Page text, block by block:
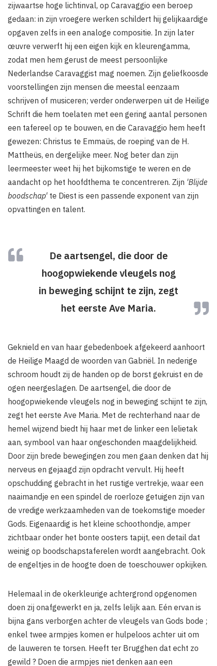
zijwaartse hoge lichtinval, op Caravaggio een beroep
gedaan: in zijn vroegere werken schildert hij gelijkaardige
opgaven zelfs in een analoge compositie. In zijn later
œuvre verwerft hij een eigen kijk en kleurengamma,
zodat men hem gerust de meest persoonlijke
Nederlandse Caravaggist mag noemen. Zijn geliefkoosde
voorstellingen zijn mensen die meestal eenzaam
schrijven of musiceren; verder onderwerpen uit de Heilige
Schrift die hem toelaten met een gering aantal personen
een tafereel op te bouwen, en die Caravaggio hem heeft
gewezen: Christus te Emmaüs, de roeping van de H.
Mattheüs, en dergelijke meer. Nog beter dan zijn
leermeester weet hij het bijkomstige te weren en de
aandacht op het hoofdthema te concentreren. Zijn 'Blijde
boodschap' te Diest is een passende exponent van zijn
opvattingen en talent.
De aartsengel, die door de
hoogopwiekende vleugels nog
in beweging schijnt te zijn, zegt
het eerste Ave Maria.
Geknield en van haar gebedenboek afgekeerd aanhoort
de Heilige Maagd de woorden van Gabriël. In nederige
schroom houdt zij de handen op de borst gekruist en de
ogen neergeslagen. De aartsengel, die door de
hoogopwiekende vleugels nog in beweging schijnt te zijn,
zegt het eerste Ave Maria. Met de rechterhand naar de
hemel wijzend biedt hij haar met de linker een lelietak
aan, symbool van haar ongeschonden maagdelijkheid.
Door zijn brede bewegingen zou men gaan denken dat hij
nerveus en gejaagd zijn opdracht vervult. Hij heeft
opschudding gebracht in het rustige vertrekje, waar een
naaimandje en een spindel de roerloze getuigen zijn van
de vredige werkzaamheden van de toekomstige moeder
Gods. Eigenaardig is het kleine schoothondje, amper
zichtbaar onder het bonte oosters tapijt, een detail dat
weinig op boodschapstaferelen wordt aangebracht. Ook
de engeltjes in de hoogte doen de toeschouwer opkijken.
Helemaal in de okerkleurige achtergrond opgenomen
doen zij onafgewerkt en ja, zelfs lelijk aan. Eén ervan is
bijna gans verborgen achter de vleugels van Gods bode ;
enkel twee armpjes komen er hulpeloos achter uit om
de lauweren te torsen. Heeft ter Brugghen dat echt zo
gewild ? Doen die armpjes niet denken aan een